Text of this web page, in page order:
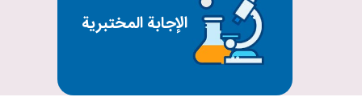
الإجابة المختبرية